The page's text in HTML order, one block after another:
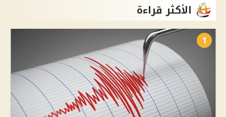
الأكثر قراءة
1